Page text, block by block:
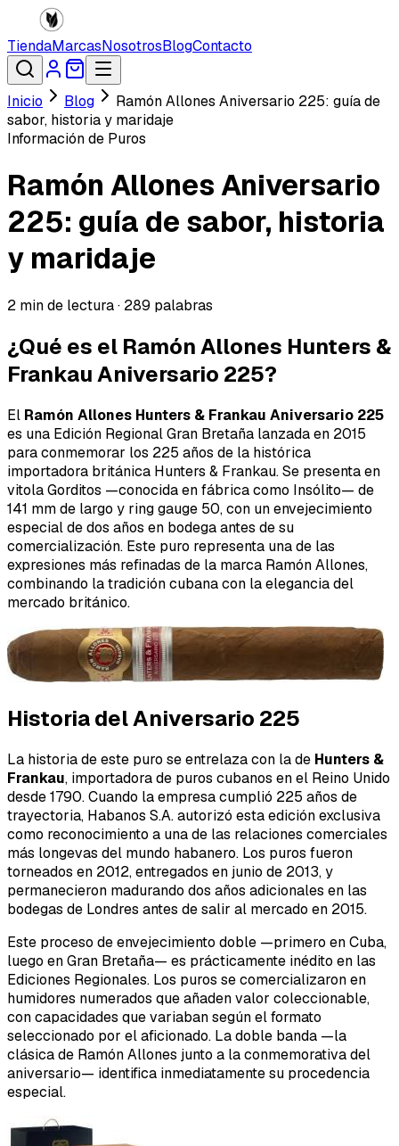
TiendaMarcasNosotrosBlogContacto
Inicio Blog
Ramón Allones Aniversario 225: guía de
sabor, historia y maridaje
Información de Puros
Ramón Allones Aniversario
225: guía de sabor, historia
y maridaje
2 min de lectura · 289 palabras
¿Qué es el Ramón Allones Hunters &
Frankau Aniversario 225?
El Ramón Allones Hunters & Frankau Aniversario 225
es una Edición Regional Gran Bretaña lanzada en 2015
para conmemorar los 225 años de la histórica
importadora británica Hunters & Frankau. Se presenta en
vitola Gorditos —conocida en fábrica como Insólito— de
141 mm de largo y ring gauge 50, con un envejecimiento
especial de dos años en bodega antes de su
comercialización. Este puro representa una de las
expresiones más refinadas de la marca Ramón Allones,
combinando la tradición cubana con la elegancia del
mercado británico.
Historia del Aniversario 225
La historia de este puro se entrelaza con la de Hunters &
Frankau, importadora de puros cubanos en el Reino Unido
desde 1790. Cuando la empresa cumplió 225 años de
trayectoria, Habanos S.A. autorizó esta edición exclusiva
como reconocimiento a una de las relaciones comerciales
más longevas del mundo habanero. Los puros fueron
torneados en 2012, entregados en junio de 2013, y
permanecieron madurando dos años adicionales en las
bodegas de Londres antes de salir al mercado en 2015.
Este proceso de envejecimiento doble —primero en Cuba,
luego en Gran Bretaña— es prácticamente inédito en las
Ediciones Regionales. Los puros se comercializaron en
humidores numerados que añaden valor coleccionable,
con capacidades que variaban según el formato
seleccionado por el aficionado. La doble banda —la
clásica de Ramón Allones junto a la conmemorativa del
aniversario— identifica inmediatamente su procedencia
especial.